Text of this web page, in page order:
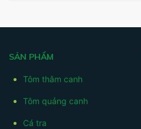
SẢN PHẨM
Tôm thâm canh
Tôm quảng canh
Cá tra